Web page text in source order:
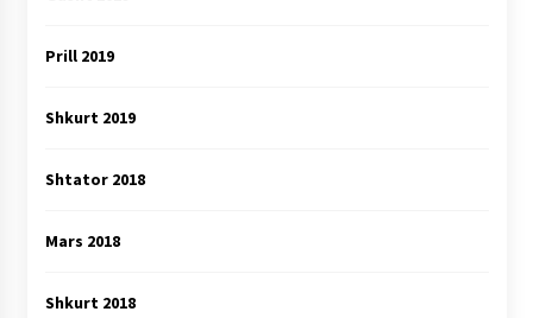
Prill 2019
Shkurt 2019
Shtator 2018
Mars 2018
Shkurt 2018